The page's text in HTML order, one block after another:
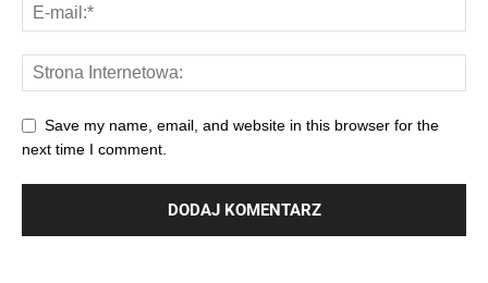
Save my name, email, and website in this browser for the
next time I comment.